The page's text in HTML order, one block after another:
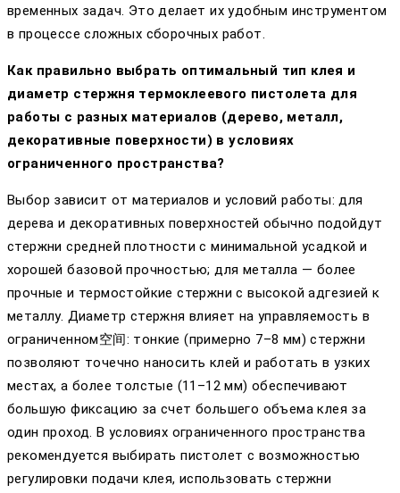
временных задач. Это делает их удобным инструментом
в процессе сложных сборочных работ.
Как правильно выбрать оптимальный тип клея и
диаметр стержня термоклеевого пистолета для
работы с разных материалов (дерево, металл,
декоративные поверхности) в условиях
ограниченного пространства?
Выбор зависит от материалов и условий работы: для
дерева и декоративных поверхностей обычно подойдут
стержни средней плотности с минимальной усадкой и
хорошей базовой прочностью; для металла — более
прочные и термостойкие стержни с высокой адгезией к
металлу. Диаметр стержня влияет на управляемость в
ограниченном空间: тонкие (примерно 7–8 мм) стержни
позволяют точечно наносить клей и работать в узких
местах, а более толстые (11–12 мм) обеспечивают
большую фиксацию за счет большего объема клея за
один проход. В условиях ограниченного пространства
рекомендуется выбирать пистолет с возможностью
регулировки подачи клея, использовать стержни